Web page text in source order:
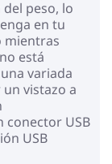
peso, lo
en tu
mientras
está
variada
vistazo a
conector USB
USB